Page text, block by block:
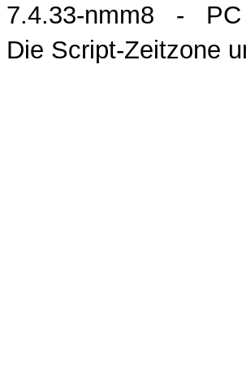
7.4.33-nmm8 - PC
Die Script-Zeitzone